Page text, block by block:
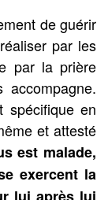
de guérir
par les
par la prière
accompagne.
spécifique en
et attesté
est malade,
exercent la
lui après lui